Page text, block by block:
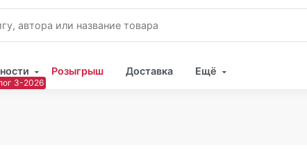
Розыгрыш Доставка Ещё